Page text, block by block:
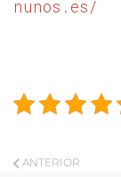
nunos.es/
ANTERIOR